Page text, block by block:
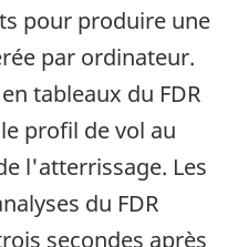
pour produire une
par ordinateur.
tableaux du FDR
profil de vol au
l'atterrissage. Les
du FDR
secondes après